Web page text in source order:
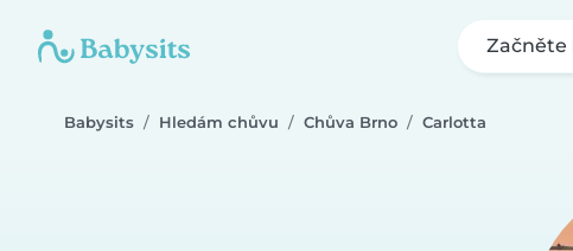
Začněte
Babysits Hledám chůvu Chůva Brno Carlotta